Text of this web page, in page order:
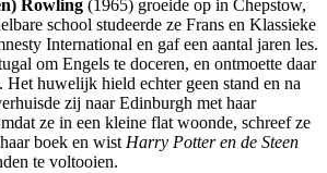
Rowling (1965) groeide op in Chepstow,
school studeerde ze Frans en Klassieke
International en gaf een aantal jaren les.
om Engels te doceren, en ontmoette daar
Het huwelijk hield echter geen stand en na
zij naar Edinburgh met haar
ze in een kleine flat woonde, schreef ze
boek en wist Harry Potter en de Steen
te voltooien.